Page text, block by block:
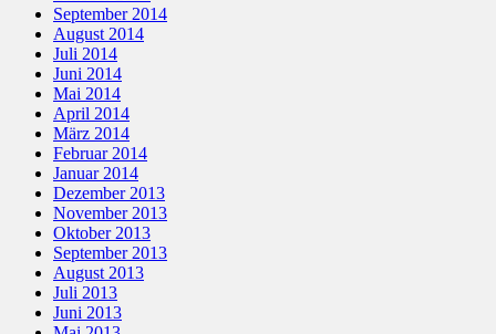
September 2014
August 2014
Juli 2014
Juni 2014
Mai 2014
April 2014
März 2014
Februar 2014
Januar 2014
Dezember 2013
November 2013
Oktober 2013
September 2013
August 2013
Juli 2013
Juni 2013